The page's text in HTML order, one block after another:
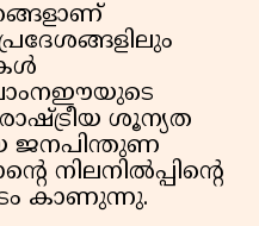
ഖാംനഈയുടെ
ശൂന്യത
ജനപിന്തുണ
നിലനിൽപ്പിന്റെ
കാണുന്നു.